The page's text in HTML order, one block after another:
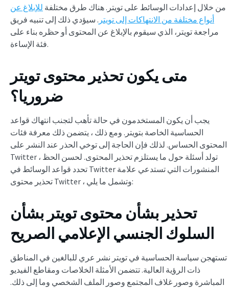
من خلال إعدادات الوسائط على تويتر. هناك طرق مختلفة للإبلاغ عن
أنواع مختلفة من الانتهاكات إلى تويتر . سيؤدي ذلك إلى تنبيه فريق
مراجعة تويتر، الذي سيقوم بالإبلاغ عن المحتوى أو حظره بناء على
فئة الإساءة.
متى يكون تحذير محتوى تويتر
ضروريا؟
يجب أن يكون المستخدمون في حالة تأهب لتجنب انتهاك قواعد
الحساسية الخاصة بتويتر. ومع ذلك ، يتضمن ذلك معرفة فئات
المحتوى الحساس. لذلك فإن الحاجة إلى توخي الحذر عند النشر على
Twitter تولد أسئلة حول ما يستلزم تحذير المحتوى. لحسن الحظ ،
تحدد قواعد الوسائط في Twitter المنشورات التي تستدعي علامة
تحذير محتوى Twitter ، وتشمل ما يلي:
تحذير بشأن محتوى تويتر بشأن
السلوك الجنسي الإعلامي الصريح
تستهجن سياسة الحساسية في تويتر نشر عري للبالغين في المناطق
ذات الرؤية العالية. تتضمن الأمثلة الخلاصات ومقاطع الفيديو
المباشرة وصور غلاف المجتمع وصور الملف الشخصي وما إلى ذلك.